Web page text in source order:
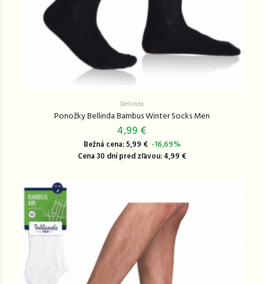
Bellinda
Ponožky Bellinda Bambus Winter Socks Men
4,99 €
Bežná cena: 5,99 € -16,69%
Cena 30 dní pred zľavou: 4,99 €